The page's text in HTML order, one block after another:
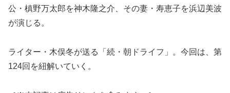
公・槙野万太郎を神木隆之介、その妻・寿恵子を浜辺美波
が演じる。
ライター・木俣冬が送る「続・朝ドライフ」。今回は、第
124回を紐解いていく。